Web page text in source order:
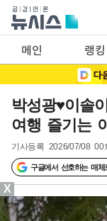
메인 랭킹
박성광♥이솔
여행 즐기는
기사등록 2026/07/08
구글에서 선호하는 매체
X